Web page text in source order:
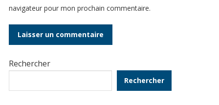
navigateur pour mon prochain commentaire.
Rechercher
Rechercher